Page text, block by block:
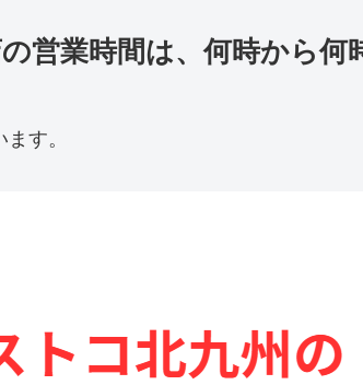
営業時間は、何時から何
す。